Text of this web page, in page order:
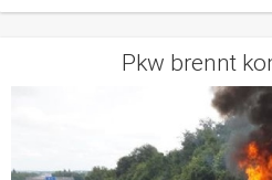
Pkw brennt